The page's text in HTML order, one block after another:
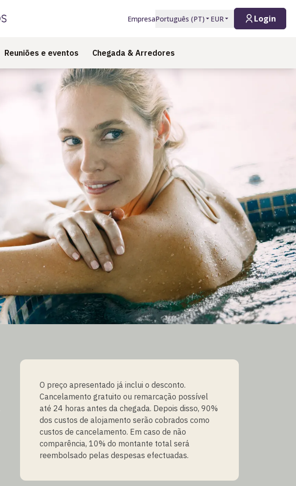
EmpresaPortuguês (PT) EUR Login
Reuniões e eventos Chegada & Arredores
O preço apresentado já inclui o desconto.
Cancelamento gratuito ou remarcação possível
até 24 horas antes da chegada. Depois disso, 90%
dos custos de alojamento serão cobrados como
custos de cancelamento. Em caso de não
comparência, 10% do montante total será
reembolsado pelas despesas efectuadas.